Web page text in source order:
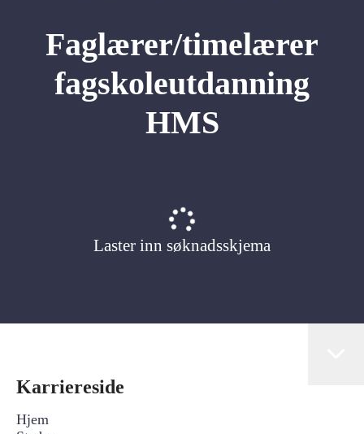
Faglærer/timelærer
fagskoleutdanning
HMS
Laster inn søknadsskjema
Karriereside
Hjem